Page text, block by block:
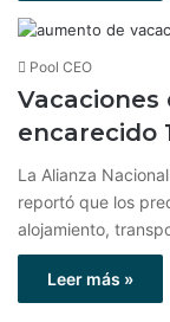
Pool CEO
Vacaciones
encarecido
La Alianza
reportó que los
alojamiento,
Leer más »